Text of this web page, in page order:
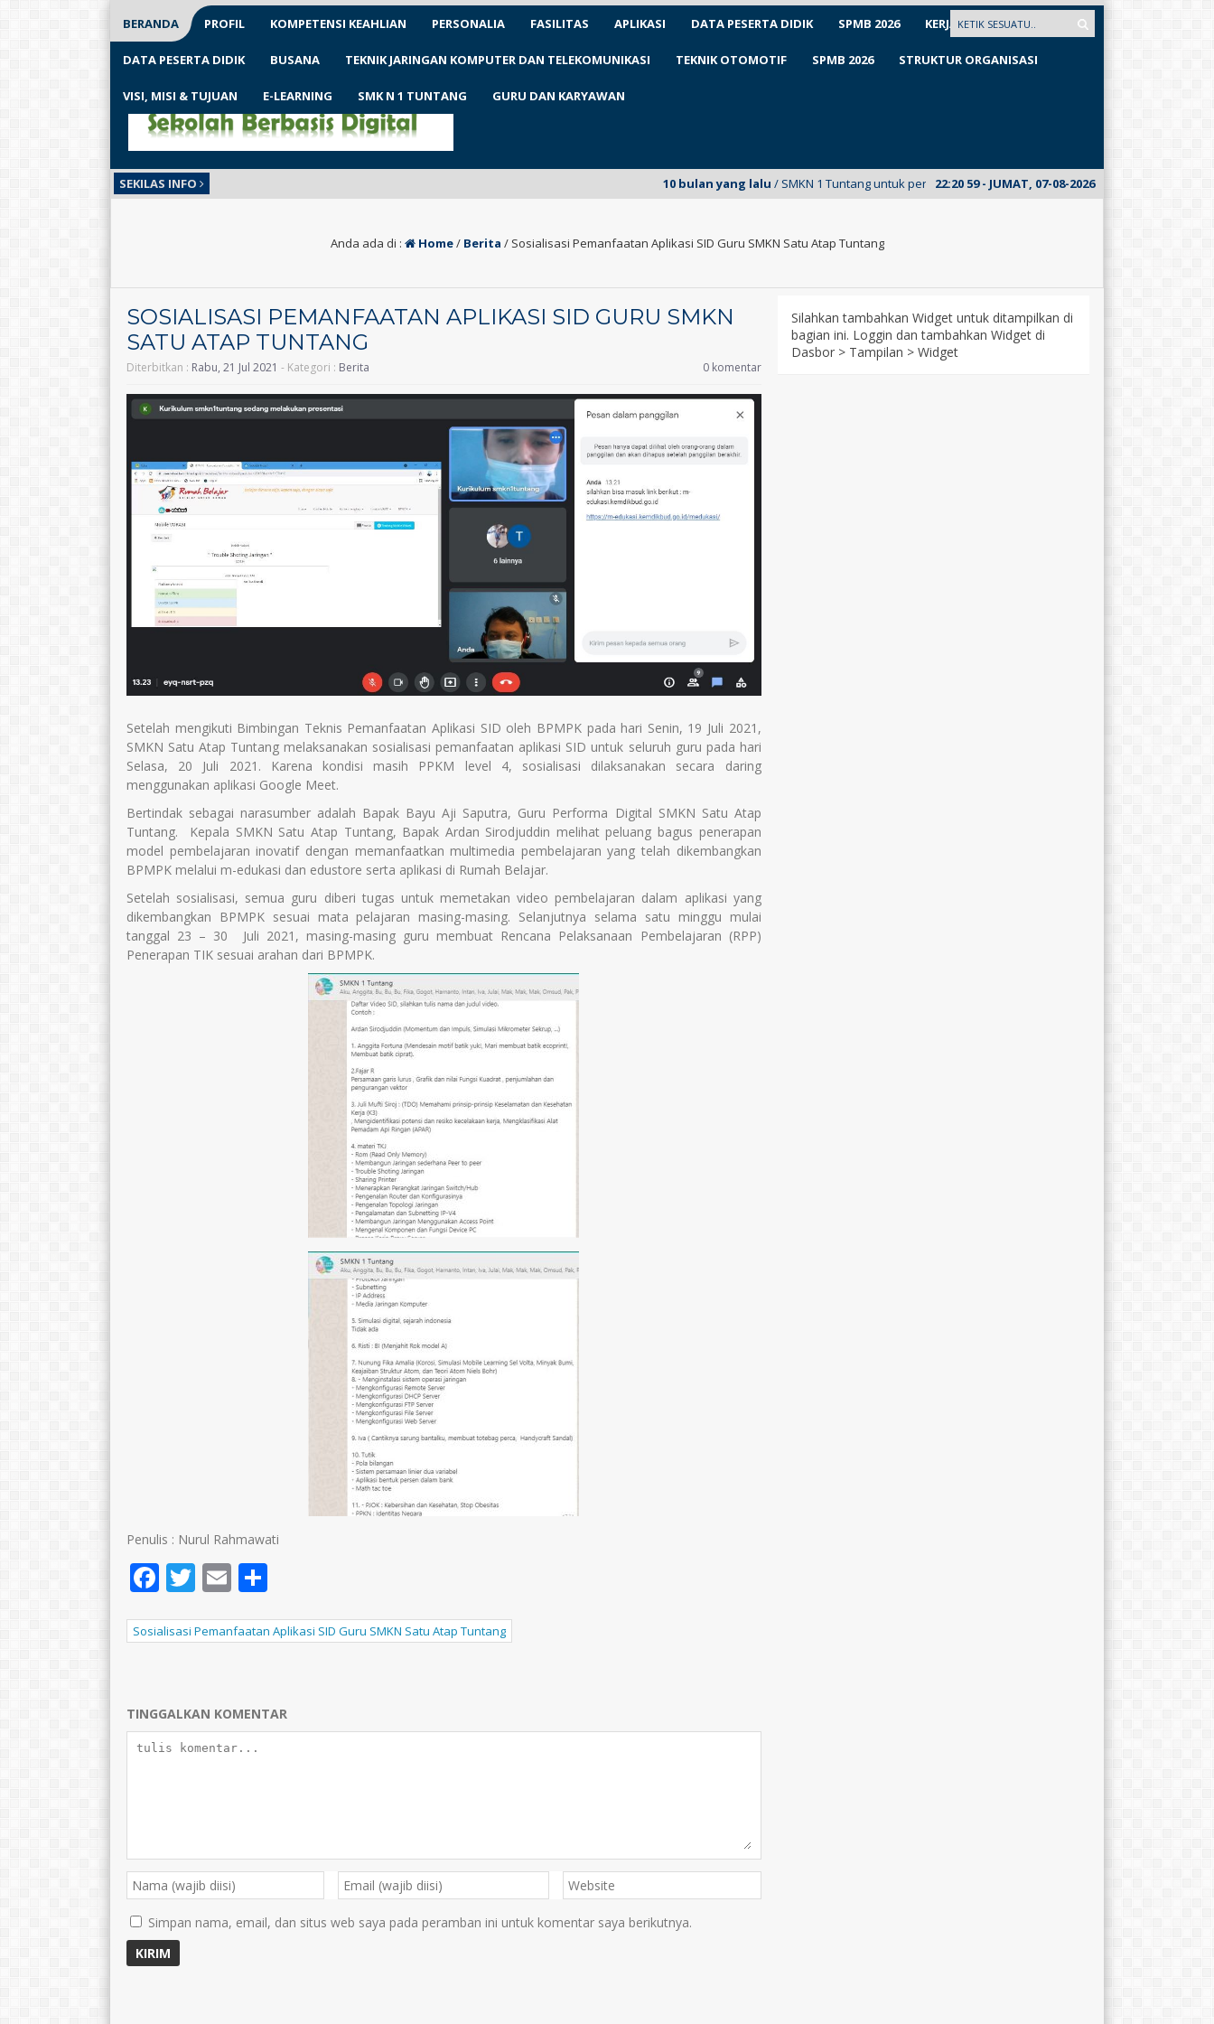
BERANDA PROFIL KOMPETENSI KEAHLIAN PERSONALIA FASILITAS APLIKASI DATA PESERTA DIDIK SPMB 2026 KERJASAMA
DATA PESERTA DIDIK BUSANA TEKNIK JARINGAN KOMPUTER DAN TELEKOMUNIKASI TEKNIK OTOMOTIF SPMB 2026 STRUKTUR ORGANISASI
VISI, MISI & TUJUAN E-LEARNING SMK N 1 TUNTANG GURU DAN KARYAWAN
SEKILAS INFO 22:20 59- JUMAT, 07-08-2026
10 bulan yang lalu/ SMKN 1 Tuntang untuk pertama kalinya meluncurkan E-Mading dari kelas XII Busana.
Anda ada di : Home/ Berita / Sosialisasi Pemanfaatan Aplikasi SID Guru SMKN Satu Atap Tuntang
SOSIALISASI PEMANFAATAN APLIKASI SID GURU SMKN
SATU ATAP TUNTANG
Diterbitkan : Rabu, 21 Jul 2021 - Kategori : Berita 0 komentar
Setelah mengikuti Bimbingan Teknis Pemanfaatan Aplikasi SID oleh BPMPK pada hari Senin, 19 Juli 2021,
SMKN Satu Atap Tuntang melaksanakan sosialisasi pemanfaatan aplikasi SID untuk seluruh guru pada hari
Selasa, 20 Juli 2021. Karena kondisi masih PPKM level 4, sosialisasi dilaksanakan secara daring
menggunakan aplikasi Google Meet.
Bertindak sebagai narasumber adalah Bapak Bayu Aji Saputra, Guru Performa Digital SMKN Satu Atap
Tuntang. Kepala SMKN Satu Atap Tuntang, Bapak Ardan Sirodjuddin melihat peluang bagus penerapan
model pembelajaran inovatif dengan memanfaatkan multimedia pembelajaran yang telah dikembangkan
BPMPK melalui m-edukasi dan edustore serta aplikasi di Rumah Belajar.
Setelah sosialisasi, semua guru diberi tugas untuk memetakan video pembelajaran dalam aplikasi yang
dikembangkan BPMPK sesuai mata pelajaran masing-masing. Selanjutnya selama satu minggu mulai
tanggal 23 – 30 Juli 2021, masing-masing guru membuat Rencana Pelaksanaan Pembelajaran (RPP)
Penerapan TIK sesuai arahan dari BPMPK.
Penulis : Nurul Rahmawati
Facebook
Twitter
Email
Sosialisasi Pemanfaatan Aplikasi SID Guru SMKN Satu Atap Tuntang
TINGGALKAN KOMENTAR
Simpan nama, email, dan situs web saya pada peramban ini untuk komentar saya berikutnya.
Silahkan tambahkan Widget untuk ditampilkan di
bagian ini. Loggin dan tambahkan Widget di
Dasbor > Tampilan > Widget